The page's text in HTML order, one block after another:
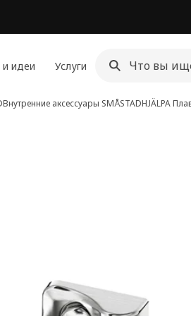
идеи Услуги
Внутренние аксессуары SMÅSTADHJÄLPA